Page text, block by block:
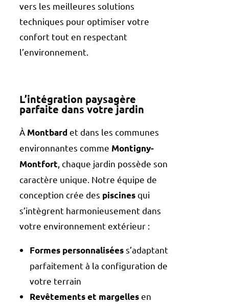
vers les meilleures solutions
techniques pour optimiser votre
confort tout en respectant
l’environnement.
L’intégration paysagère
parfaite dans votre jardin
À Montbard et dans les communes
environnantes comme Montigny-
Montfort , chaque jardin possède son
caractère unique. Notre équipe de
conception crée des piscinesqui
s’intègrent harmonieusement dans
votre environnement extérieur :
Formes personnaliséess’adaptant
parfaitement à la configuration de
votre terrain
Revêtements et margellesen